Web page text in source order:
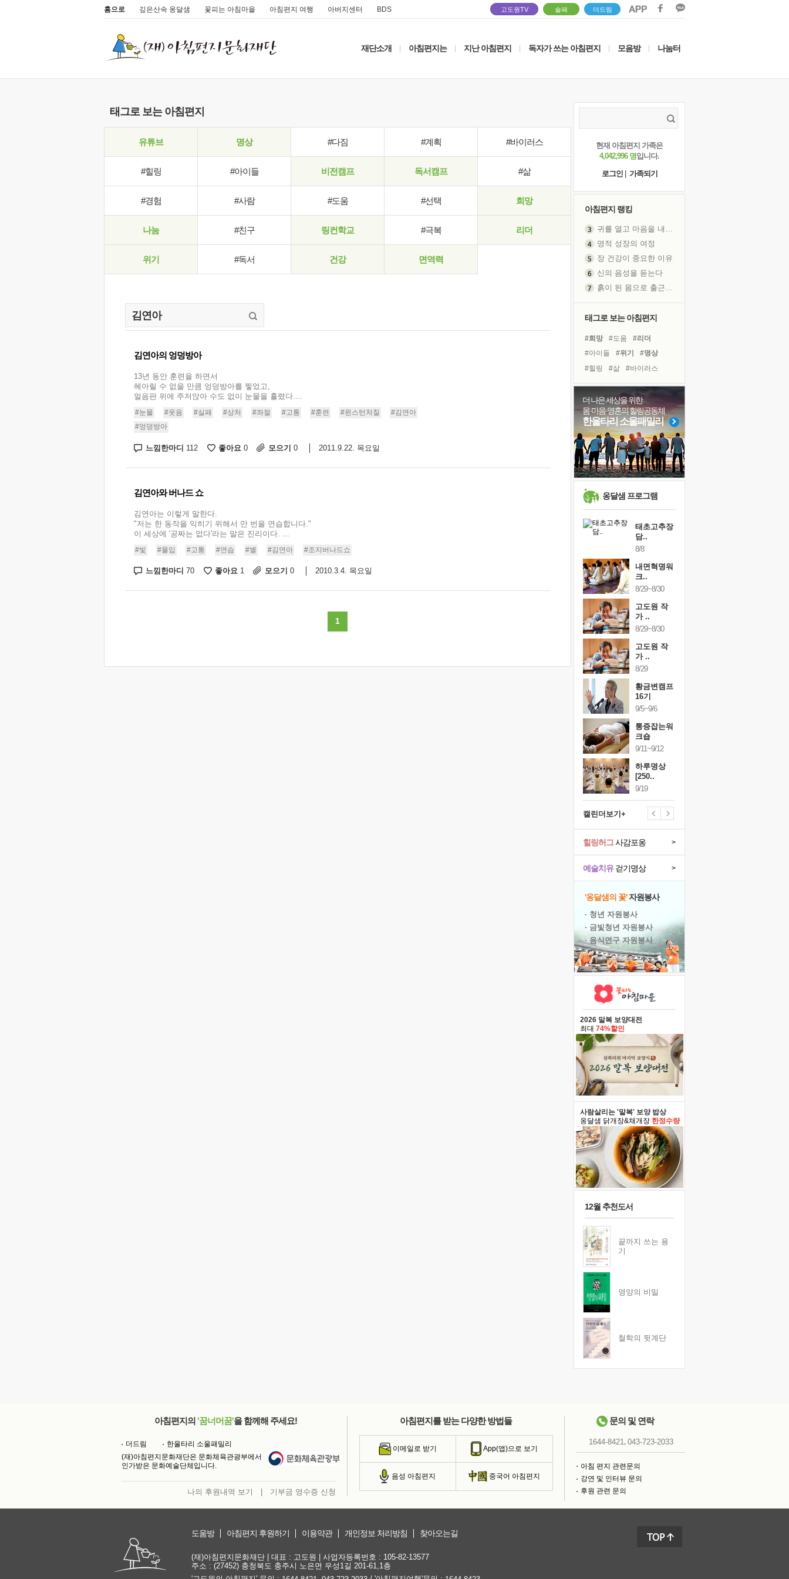
홈으로 깊은산속 옹달샘 꽃피는 아침마을 아침편지 여행 아버지센터 BDS 고도원TV 솔패 더드림
재단소개 아침편지는 지난 아침편지 독자가 쓰는 아침편지 모음방 나눔터
태그로 보는 아침편지
유튜브 명상 #다짐 #계획 #바이러스
#힐링 #아이들 비전캠프 독서캠프 #삶
#경험 #사람 #도움 #선택 희망
나눔 #친구 링컨학교 #극복 리더
위기 #독서 건강 면역력
김연아의 엉덩방아
13년 동안 훈련을 하면서
헤아릴 수 없을 만큼 엉덩방아를 찧었고,
얼음판 위에 주저앉아 수도 없이 눈물을 흘렸다....
#눈물 #웃음 #실패 #상처 #좌절 #고통 #훈련 #윈스턴처칠
#김연아
#엉덩방아
느낌한마디 112 좋아요 0 모으기 0 2011.9.22. 목요일
김연아와 버나드 쇼
김연아는 이렇게 말한다.
"저는 한 동작을 익히기 위해서 만 번을 연습합니다."
이 세상에 '공짜는 없다'라는 말은 진리이다. ...
#빛 #몰입 #고통 #연습 #별 #김연아 #조지버나드쇼
느낌한마디 70 좋아요 1 모으기 0 2010.3.4. 목요일
1
현재 아침편지 가족은
4,042,996 명입니다.
로그인
가족되기
아침편지 랭킹
귀를 열고 마음을 내어주고
영적 성장의 여정
장 건강이 중요한 이유
신의 음성을 듣는다
흙이 된 몸으로 출근하는 여자
졸업식 사진을 보며
아픈 아버지를 위한 공간 설계
극심한 변비, 어깨결림, 수면 장애
보고 싶은 어머니
유년 시절의 부산 영도 바다
못된 꼰대들
거울 속의 나
희망이란
'모른다'는 것
태그로 보는 아침편지
#희망 #도움
#리더
#아이들
#위기
#명상
#힐링
#삶
#바이러스
#계획
#링컨학교
#나눔
#유튜브
#친구
#비전캠프
#극복
#다짐
#경험
#건강
#독서캠프
#사람
더 나은 세상을 위한
몸·마음·영혼의 힐링공동체
한울타리 소울패밀리
옹달샘 프로그램
10/9~10/10
10/30~10/31
태초고추장
담..
8/8
내면혁명워
크..
8/29~8/30
고도원 작
가 ..
8/29~8/30
고도원 작
가 ..
8/29
황금변캠프
16기
9/5~9/6
통증잡는워
크숍
9/11~9/12
하루명상
[250..
9/19
캘린더보기+
예술치유걷기명상 >
힐링허그사감포옹 >
'옹달샘의 꽃'자원봉사
· 청년 자원봉사
· 금빛청년 자원봉사
· 음식연구 자원봉사
2026 말복 보양대전
최대 74%할인
사람살리는 '말복' 보양 밥상
옹달샘 닭개장&채개장 한정수량
12월 추천도서
끝까지 쓰는 용
기
영양의 비밀
철학의 뒷계단
아침편지의 '꿈너머꿈'을 함께해 주세요!
더드림
한울타리 소울패밀리
(재)아침편지문화재단은 문화체육관광부에서
인가받은 문화예술단체입니다.
나의 후원내역 보기 기부금 영수증 신청
아침편지를 받는 다양한 방법들
이메일로 받기 App(앱)으로 보기
음성 아침편지 중국어 아침편지
문의 및 연락
1644-8421, 043-723-2033
아침 편지 관련문의
강연 및 인터뷰 문의
후원 관련 문의
도움방 아침편지 후원하기 이용약관 개인정보 처리방침 찾아오는길
(재)아침편지문화재단 | 대표 : 고도원 | 사업자등록번호 : 105-82-13577
주소 : (27452) 충청북도 충주시 노은면 우성1길 201-61,1층